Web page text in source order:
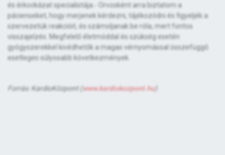
és érkockázat specialistája.- Orvosként arra biztatom a
pácienseket, hogy merjenek kérdezni, tájékozódni és figyeljék a
szervezetük reakcióit, és számoljanak be róla, mert fontos
visszajelzés. Megfelelő életmóddal és szükség esetén
gyógyszerekkel kivédhetők a magas vérnyomással összefüggő
esetleges súlyosabb következmények.
Forrás: KardioKözpont ( www.kardiokozpont.hu)